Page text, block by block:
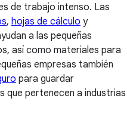
de trabajo intenso. Las
, hojas de cálculo y
a las pequeñas
así como materiales para
empresas también
para guardar
que pertenecen a industrias